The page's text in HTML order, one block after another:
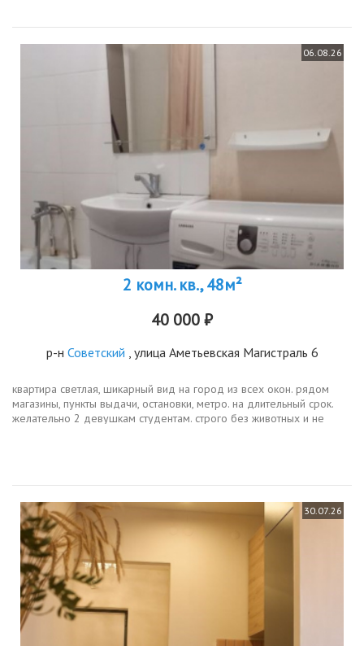
06.08.26
2 комн. кв., 48м²
40 000 ₽
р-н Советский , улица Аметьевская Магистраль 6
квартира светлая, шикарный вид на город из всех окон. рядом
магазины, пункты выдачи, остановки, метро. на длительный срок.
желательно 2 девушкам студентам. строго без животных и не
30.07.26